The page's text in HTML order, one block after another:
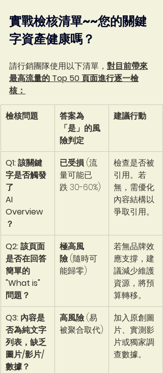
實戰檢核清單~~您的關鍵
字資產健康嗎？
請行銷團隊使用以下清單， 對目前帶來
最高流量的 Top 50 頁面進行逐一檢
核：
檢核問題
答案為
「是」的風
險判定
建議行動
Q1: 該關鍵
字是否觸發
了
AI
Overview
？
已受損 (流
量可能已
跌 30-60%)
檢查是否被
引用。若
無，需優化
內容結構以
爭取引用。
Q2: 該頁面
是否在回答
簡單的
"What is"
問題？
極高風
險 (隨時可
能歸零)
若無品牌效
應支撐，建
議減少維護
資源，將預
算轉移。
Q3: 內容是
否為純文字
列表，缺乏
圖片/影片/
數據？
高風險 (易
被聚合取代)
加入原創圖
片、實測影
片或獨家調
查數據。